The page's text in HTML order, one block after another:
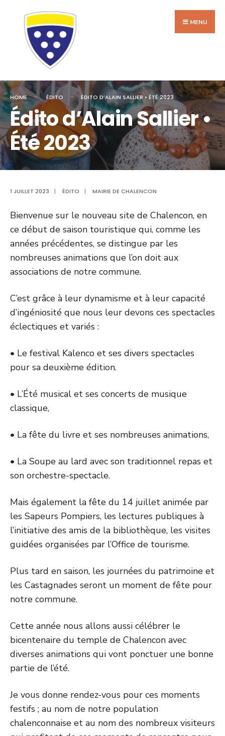
content
MENU
HOME ÉDITO ÉDITO D’ALAIN SALLIER • ÉTÉ 2023
Édito d’Alain Sallier •
Été 2023
1 JUILLET 2023 | ÉDITO | MAIRIE DE CHALENCON
Bienvenue sur le nouveau site de Chalencon, en
ce début de saison touristique qui, comme les
années précédentes, se distingue par les
nombreuses animations que l’on doit aux
associations de notre commune.
C’est grâce à leur dynamisme et à leur capacité
d’ingéniosité que nous leur devons ces spectacles
éclectiques et variés :
• Le festival Kalenco et ses divers spectacles
pour sa deuxième édition.
• L’Été musical et ses concerts de musique
classique,
• La fête du livre et ses nombreuses animations,
• La Soupe au lard avec son traditionnel repas et
son orchestre-spectacle.
Mais également la fête du 14 juillet animée par
les Sapeurs Pompiers, les lectures publiques à
l’initiative des amis de la bibliothèque, les visites
guidées organisées par l’Office de tourisme.
Plus tard en saison, les journées du patrimoine et
les Castagnades seront un moment de fête pour
notre commune.
Cette année nous allons aussi célébrer le
bicentenaire du temple de Chalencon avec
diverses animations qui vont ponctuer une bonne
partie de l’été.
Je vous donne rendez-vous pour ces moments
festifs ; au nom de notre population
chalenconnaise et au nom des nombreux visiteurs
for: